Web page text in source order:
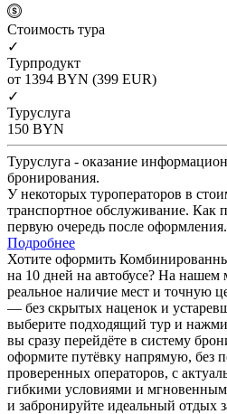
Cтоимость тура
✓
Турпродукт
от 1394 BYN (399 EUR)
✓
Туруслуга
150 BYN
Туруслуга - оказание
бронирования.
У некоторых туроператоров в
транспортное обслуживание. Как
первую очередь после оформления.
Подробнее
Хотите оформить
на 10 дней на автобусе? На нашем
реальное наличие мест и точную
— без скрытых наценок и
выберите подходящий тур и
вы сразу перейдёте в систему
оформите путёвку напрямую, без
проверенных операторов, с
гибкими условиями и
и забронируйте идеальный отдых